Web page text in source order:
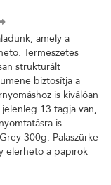
amely a
Természetes
strukturált
biztosítja a
is kiválóan
13 tagja van,
is
300g: Palaszürke
elérhető a papírok